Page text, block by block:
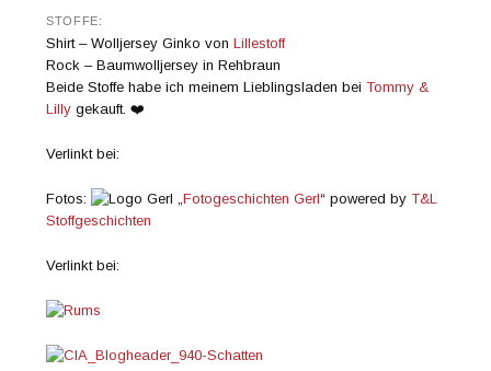
STOFFE:
Shirt – Wolljersey Ginko vonLillestoff
Rock – Baumwolljersey in Rehbraun
Beide Stoffe habe ich meinem Lieblingsladen beiTommy &
Lilly gekauft. ❤️
Verlinkt bei:
Fotos: „Fotogeschichten Gerl“ powered byT&L
Stoffgeschichten
Verlinkt bei: